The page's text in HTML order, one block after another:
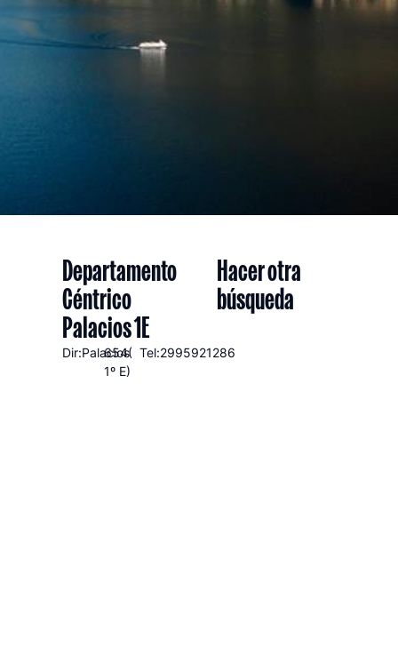
Departamento
Céntrico
Palacios 1E
Dir:Palacios
654(
1º E)
Tel:2995921286
Hacer otra
búsqueda